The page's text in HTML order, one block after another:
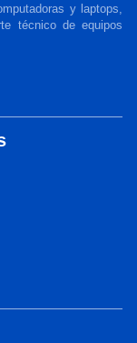
y laptops,
técnico de equipos